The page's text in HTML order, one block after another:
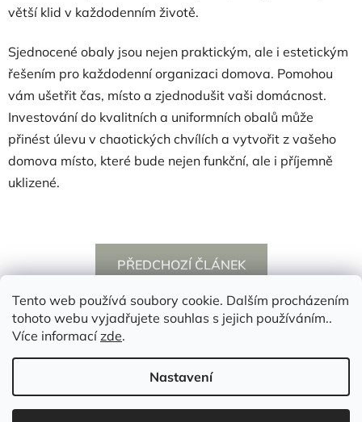
Tento web používá soubory cookie. Dalším procházením
tohoto webu vyjadřujete souhlas s jejich používáním..
Více informacízde.
Nastavení
větší klid v každodenním životě.
Sjednocené obaly jsou nejen praktickým, ale i estetickým
řešením pro každodenní organizaci domova. Pomohou
vám ušetřit čas, místo a zjednodušit vaši domácnost.
Investování do kvalitních a uniformních obalů může
přinést úlevu v chaotických chvílích a vytvořit z vašeho
domova místo, které bude nejen funkční, ale i příjemně
uklizené.
PŘEDCHOZÍ ČLÁNEK